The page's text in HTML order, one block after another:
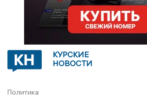
КУРСКИЕ
НОВОСТИ
Политика